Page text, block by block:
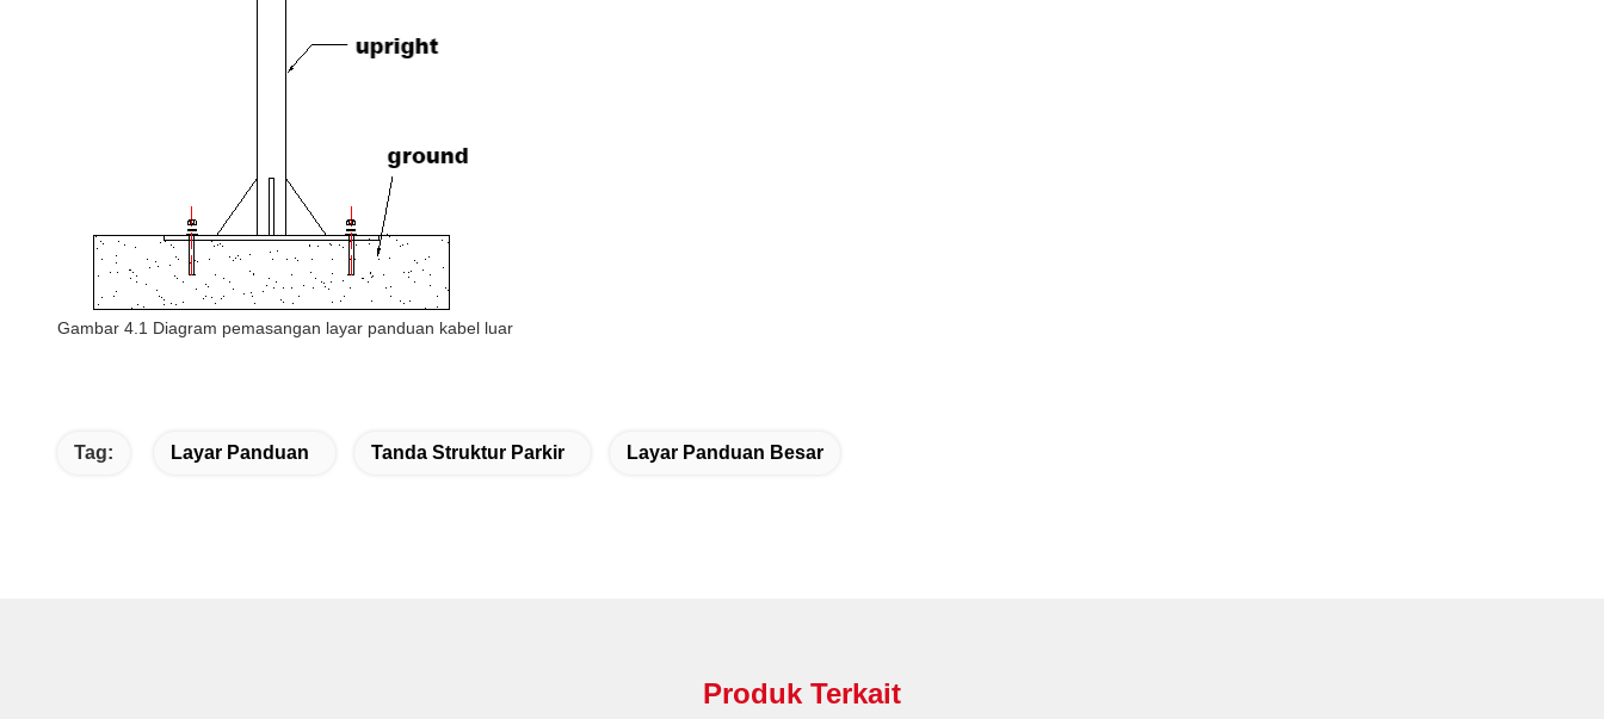
Gambar 4.1 Diagram pemasangan layar panduan kabel luar
Tag: Layar Panduan Tanda Struktur Parkir Layar Panduan Besar
Produk Terkait